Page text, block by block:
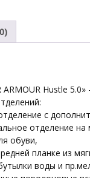
ARMOUR Hustle
с
отделение на
обуви,
планке из
воды и